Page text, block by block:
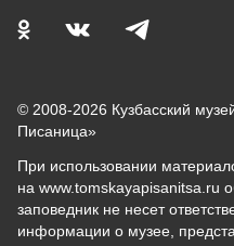
© 2008-2026 Кузбасский
Писаница»
При использовании
на www.tomskayapisanitsa.ru
заповедник не несет
информации о музее,